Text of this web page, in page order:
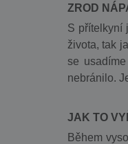
ZROD
S přítelkyní
života, tak
se
nebránilo.
JAK TO
Během